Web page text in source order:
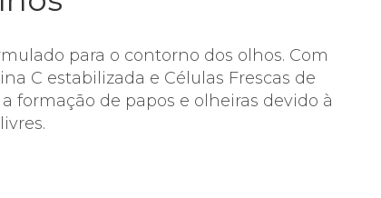
para o contorno dos olhos. Com
C estabilizada e Células Frescas de
formação de papos e olheiras devido à